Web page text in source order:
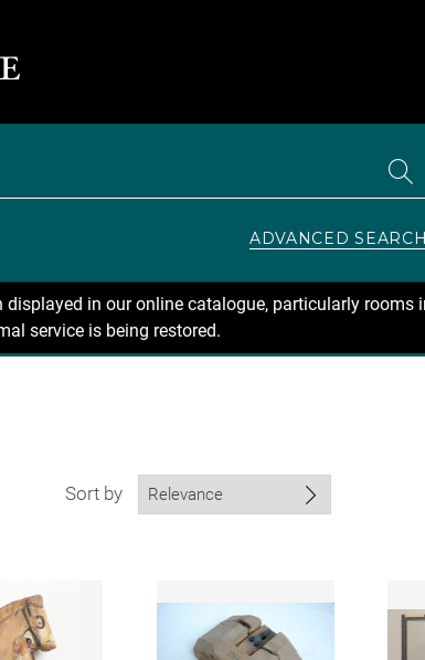
ADVANCED SEARCH
in our online catalogue, particularly rooms
service is being restored.
Sort by